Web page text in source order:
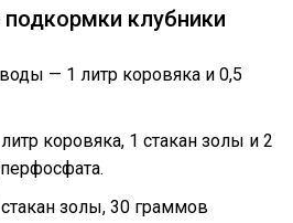
клубники
— 1 литр коровяка и 0,5
коровяка, 1 стакан золы и 2
золы, 30 граммов